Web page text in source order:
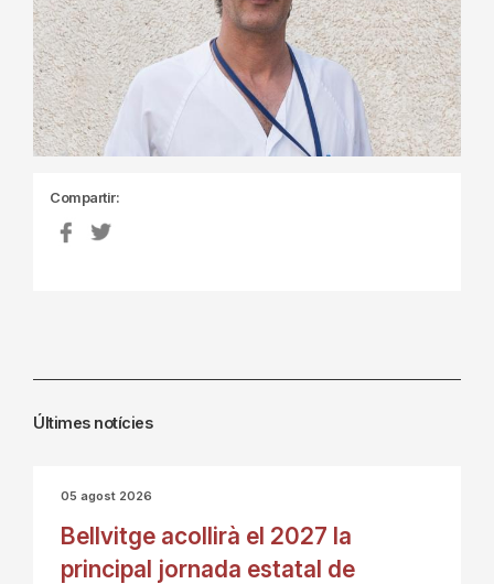
Compartir:
Últimes notícies
05 agost 2026
Bellvitge acollirà el 2027 la
principal jornada estatal de